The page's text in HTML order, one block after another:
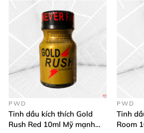
Popper Crypt Tonight 10ml loại mạnh
nhanh
PWD
Tinh dầu kích thích Gold
Rush Red 10ml Mỹ mạnh
PWD
Tinh
Room